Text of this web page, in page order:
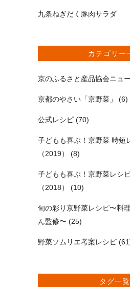
九条ねぎだく豚肉サラダ
カテゴリー
京のふるさと産品協会ニュ
京都のやさい「京野菜」 (6)
公式レシピ (70)
子どもも喜ぶ！京野菜 時短
（2019）
(8)
子どもも喜ぶ！京野菜レシ
（2018）
(10)
旬の彩り京野菜レシピ〜料
ん監修〜 (25)
野菜ソムリエ考案レシピ
タグ一覧